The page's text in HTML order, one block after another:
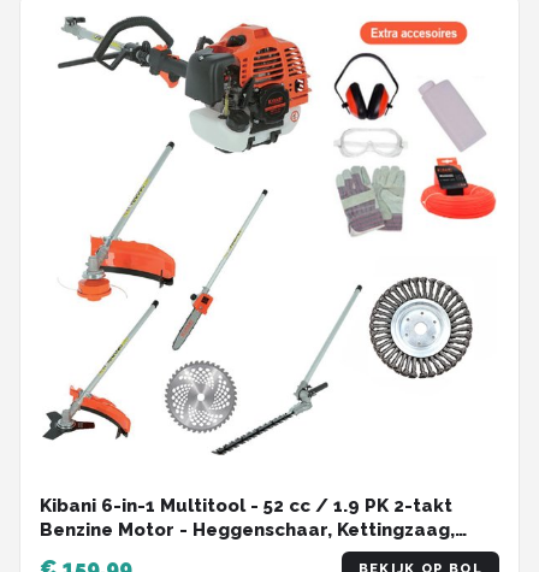
Kibani 6-in-1 Multitool - 52 cc / 1.9 PK 2-takt
Benzine Motor - Heggenschaar, Kettingzaag,
Grastrimmer, Maaidraad 100M, Onkruidborstel,
BEKIJK OP BOL